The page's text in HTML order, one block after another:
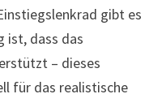
gibt es
ist, dass das
– dieses
für das realistische